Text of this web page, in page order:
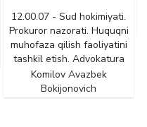
12.00.07 - Sud hokimiyati.
Prokuror nazorati. Huquqni
muhofaza qilish faoliyatini
tashkil etish. Advokatura
Komilov Avazbek
Bokijonovich